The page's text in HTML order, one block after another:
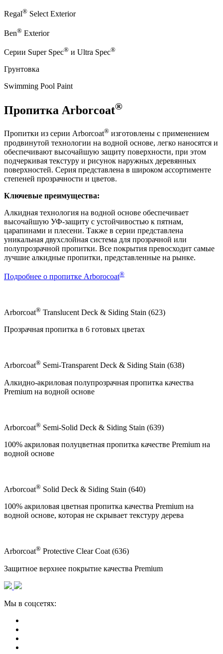
Regal® Select Exterior
Ben® Exterior
Серии Super Spec® и Ultra Spec®
Грунтовка
Swimming Pool Paint
Пропитка Arborcoat®
Пропитки из серии Arborcoat® изготовлены с применением
продвинутой технологии на водной основе, легко наносятся и
обеспечивают высочайшую защиту поверхности, при этом
подчеркивая текстуру и рисунок наружных деревянных
поверхностей. Серия представлена в широком ассортименте
степеней прозрачности и цветов.
Ключевые преимущества:
Алкидная технология на водной основе обеспечивает
высочайшую УФ-защиту с устойчивостью к пятнам,
царапинами и плесени. Также в серии представлена
уникальная двухслойная система для прозрачной или
полупрозрачной пропитки. Все покрытия превосходит самые
лучшие алкидные пропитки, представленные на рынке.
Подробнее о пропитке Arborocoat®
Arborcoat® Translucent Deck & Siding Stain (623)
Прозрачная пропитка в 6 готовых цветах
Arborcoat® Semi-Transparent Deck & Siding Stain (638)
Алкидно-акриловая полупрозрачная пропитка качества
Premium на водной основе
Arborcoat® Semi-Solid Deck & Siding Stain (639)
100% акриловая полуцветная пропитка качестве Premium на
водной основе
Arborcoat® Solid Deck & Siding Stain (640)
100% акриловая цветная пропитка качества Premium на
водной основе, которая не скрывает текстуру дерева
Arborcoat® Protective Clear Coat (636)
Защитное верхнее покрытие качества Premium
Мы в соцсетях: